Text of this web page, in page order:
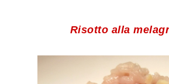
Risotto alla